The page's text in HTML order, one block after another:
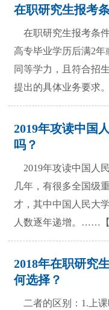
在职研究生报考
在职研究生报考条
高专毕业学历后满2
同等学力，且符合招
提出的具体业务要
2019年攻读中国
吗？
2019年攻读中国人
几年，有很多全国级
才，其中中国人民大
人数逐年递增。……
2018年在职研究
何选择？
二者的区别：1.上